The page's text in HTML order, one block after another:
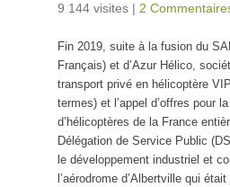
9 144 visites | 2
Fin 2019, suite à la fusion du
Français) et d’Azur Hélico,
transport privé en hélicoptère
termes) et l’appel d’offres pour
d’hélicoptères de la France
Délégation de Service Public
le développement industriel et
l’aérodrome d’Albertville qui